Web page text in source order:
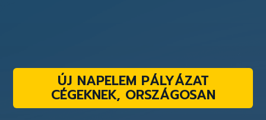
ÚJ NAPELEM PÁLYÁZAT
CÉGEKNEK, ORSZÁGOSAN